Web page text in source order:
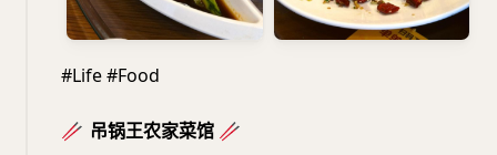
#Life #Food
🥢 吊锅王农家菜馆 🥢